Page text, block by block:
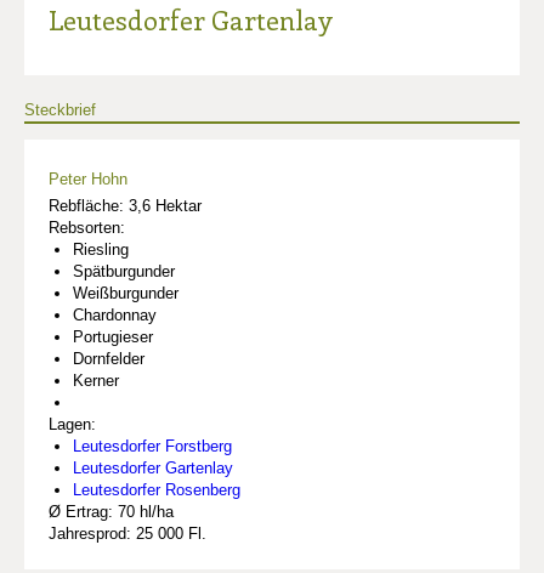
Leutesdorfer Gartenlay
Steckbrief
Peter Hohn
Rebfläche: 3,6 Hektar
Rebsorten:
Riesling
Spätburgunder
Weißburgunder
Chardonnay
Portugieser
Dornfelder
Kerner
Lagen:
Leutesdorfer Forstberg
Leutesdorfer Gartenlay
Leutesdorfer Rosenberg
Ø Ertrag: 70 hl/ha
Jahresprod: 25 000 Fl.